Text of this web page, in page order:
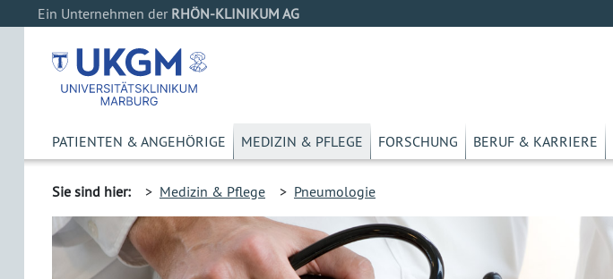
Ein Unternehmen der RHÖN-KLINIKUM AG
PATIENTEN & ANGEHÖRIGE MEDIZIN & PFLEGE FORSCHUNG BERUF & KARRIERE
Sie sind hier: > Medizin & Pflege > Pneumologie